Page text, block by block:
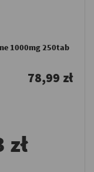
1000mg 250tab
78,99 zł